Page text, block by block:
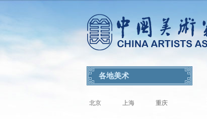
各地美术
北京 上海 重庆